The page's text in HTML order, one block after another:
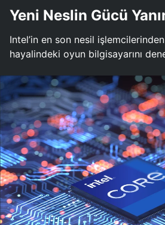
Yeni Neslin Gücü
Intel’in en son nesil
hayalindeki oyun bilgisayarını